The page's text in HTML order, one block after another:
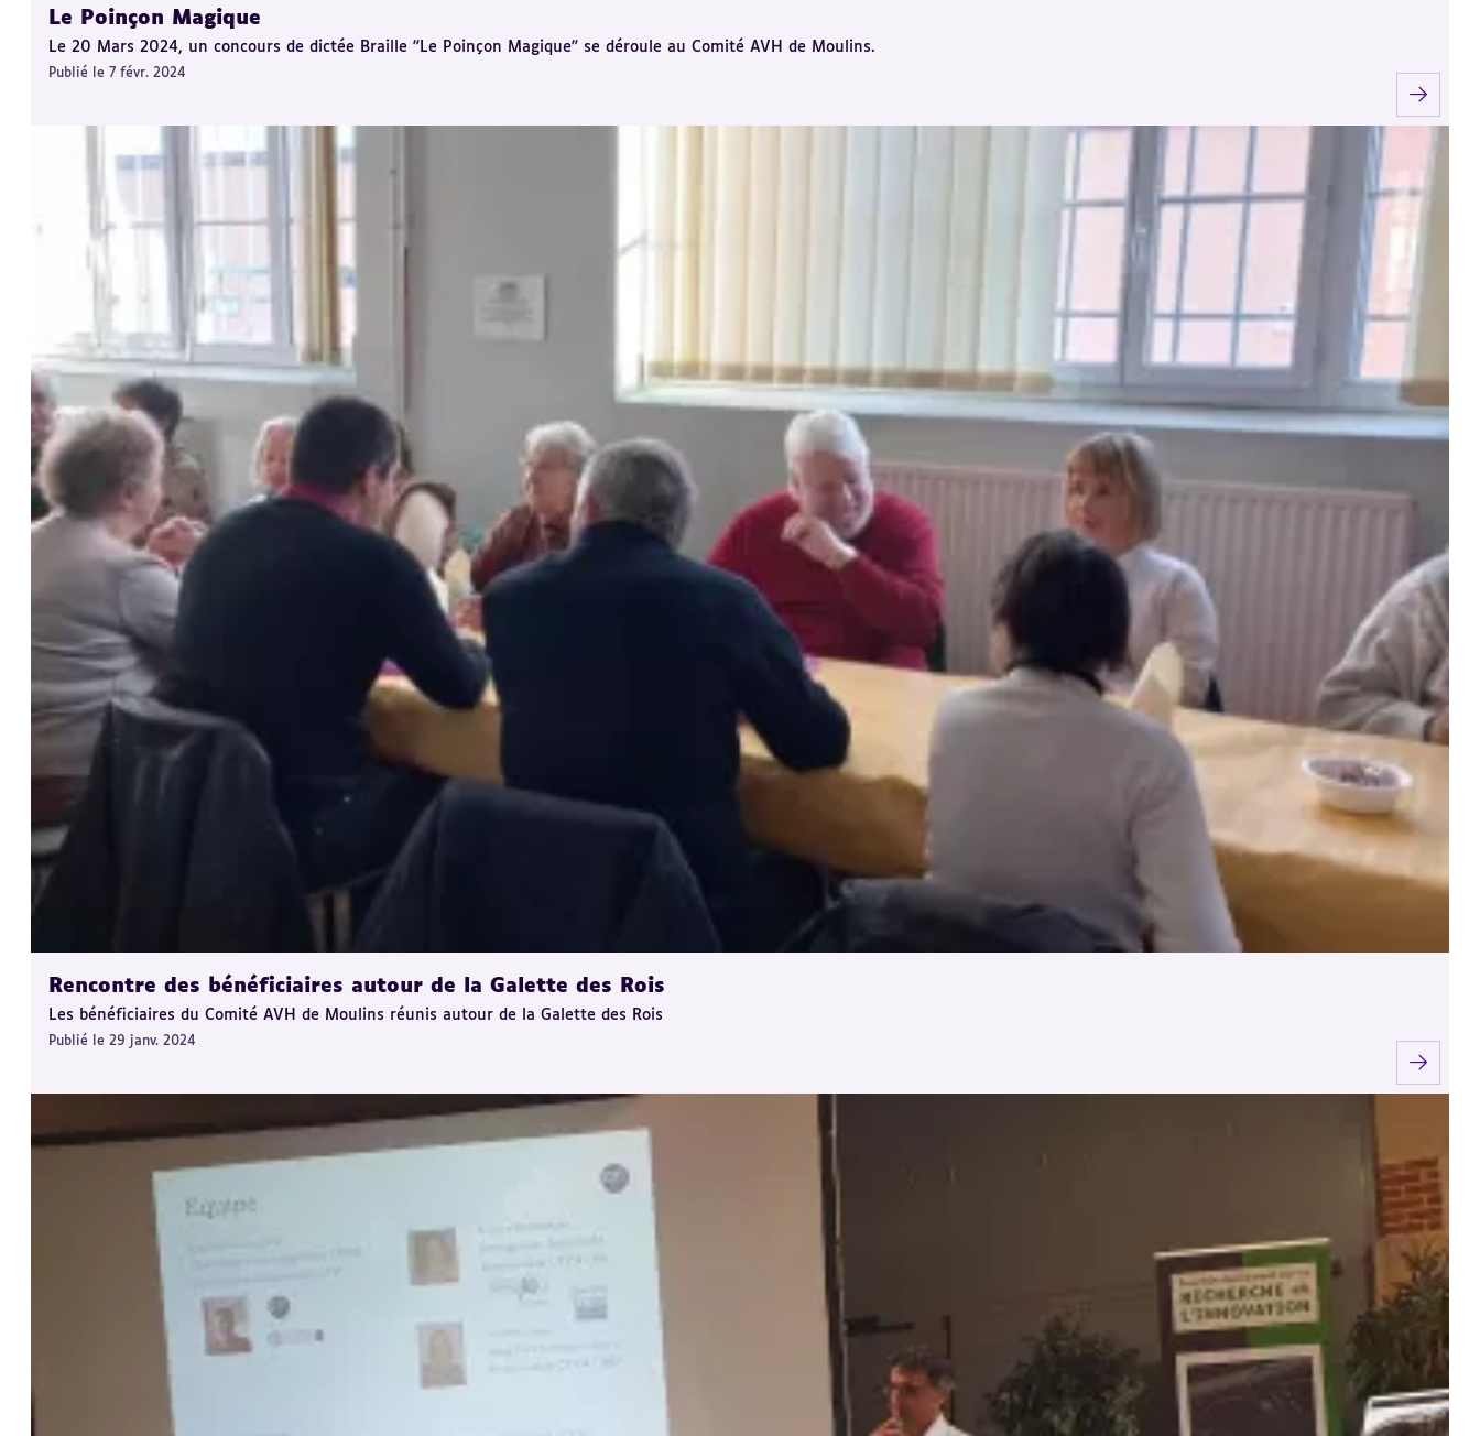
Le Poinçon Magique
Le 20 Mars 2024, un concours de dictée Braille "Le Poinçon Magique" se déroule au Comité AVH de Moulins.
Publié le 7 févr. 2024
Rencontre des bénéficiaires autour de la Galette des Rois
Les bénéficiaires du Comité AVH de Moulins réunis autour de la Galette des Rois
Publié le 29 janv. 2024